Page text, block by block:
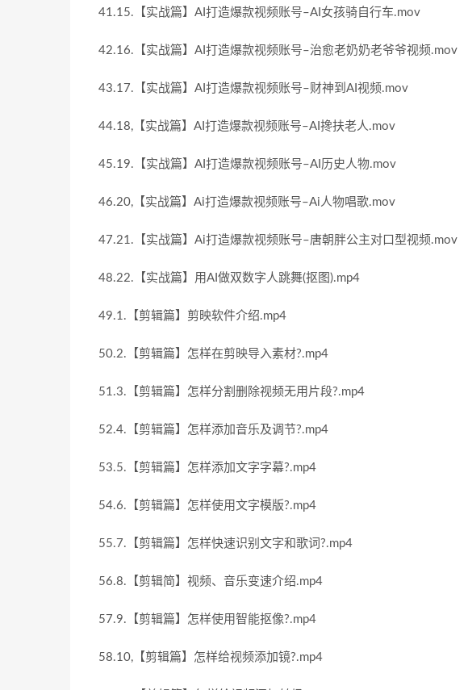
41.15.【实战篇】AI打造爆款视频账号–AI女孩骑自行车.mov
42.16.【实战篇】AI打造爆款视频账号–治愈老奶奶老爷爷视频.mov
43.17.【实战篇】AI打造爆款视频账号–财神到AI视频.mov
44.18,【实战篇】AI打造爆款视频账号–AI搀扶老人.mov
45.19.【实战篇】AI打造爆款视频账号–AI历史人物.mov
46.20,【实战篇】Ai打造爆款视频账号–Ai人物唱歌.mov
47.21.【实战篇】Ai打造爆款视频账号–唐朝胖公主对口型视频.mov
48.22.【实战篇】用AI做双数字人跳舞(抠图).mp4
49.1.【剪辑篇】剪映软件介绍.mp4
50.2.【剪辑篇】怎样在剪映导入素材?.mp4
51.3.【剪辑篇】怎样分割删除视频无用片段?.mp4
52.4.【剪辑篇】怎样添加音乐及调节?.mp4
53.5.【剪辑篇】怎样添加文字字幕?.mp4
54.6.【剪辑篇】怎样使用文字模版?.mp4
55.7.【剪辑篇】怎样快速识别文字和歌词?.mp4
56.8.【剪辑简】视频、音乐变速介绍.mp4
57.9.【剪辑篇】怎样使用智能抠像?.mp4
58.10,【剪辑篇】怎样给视频添加镜?.mp4